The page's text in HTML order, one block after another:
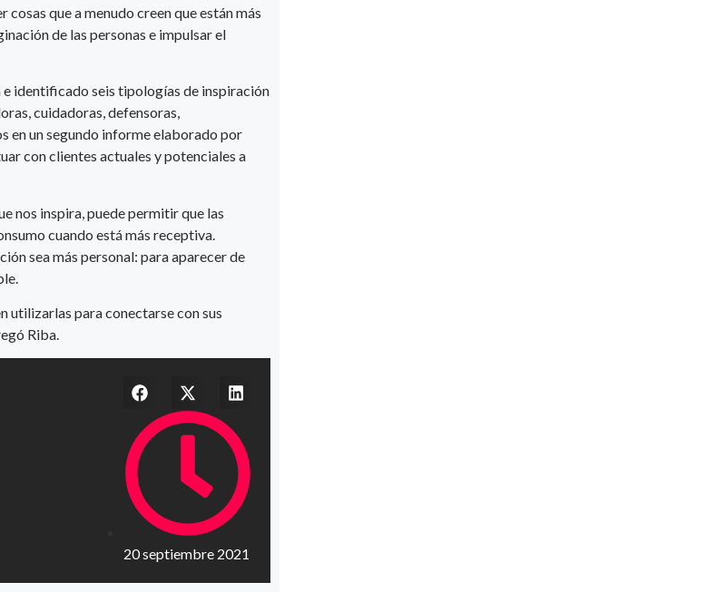
que a menudo creen que están más
de las personas e impulsar el
identificado seis tipologías de inspiración
cuidadoras, defensoras,
en un segundo informe elaborado por
con clientes actuales y potenciales a
nos inspira, puede permitir que las
cuando está más receptiva.
sea más personal: para aparecer de
utilizarlas para conectarse con sus
Riba.
20 septiembre 2021